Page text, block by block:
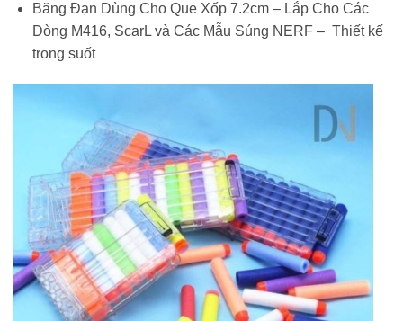
Băng Đạn Dùng Cho Que Xốp 7.2cm – Lắp Cho Các
Dòng M416, ScarL và Các Mẫu Súng NERF – Thiết kế
trong suốt